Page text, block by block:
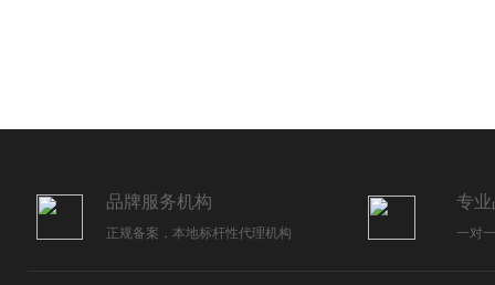
品牌服务机构
正规备案，本地标杆性代理机构
专
一对